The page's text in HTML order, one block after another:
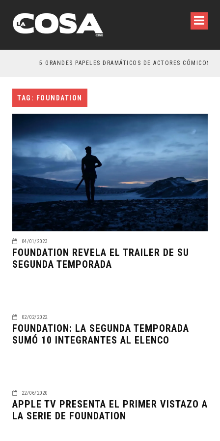
5 GRANDES PAPELES DRAMÁTICOS DE ACTORES CÓMICOS
TAG: FOUNDATION
04/01/2023
FOUNDATION REVELA EL TRAILER DE SU
SEGUNDA TEMPORADA
02/02/2022
FOUNDATION: LA SEGUNDA TEMPORADA
SUMÓ 10 INTEGRANTES AL ELENCO
22/06/2020
APPLE TV PRESENTA EL PRIMER VISTAZO A
LA SERIE DE FOUNDATION